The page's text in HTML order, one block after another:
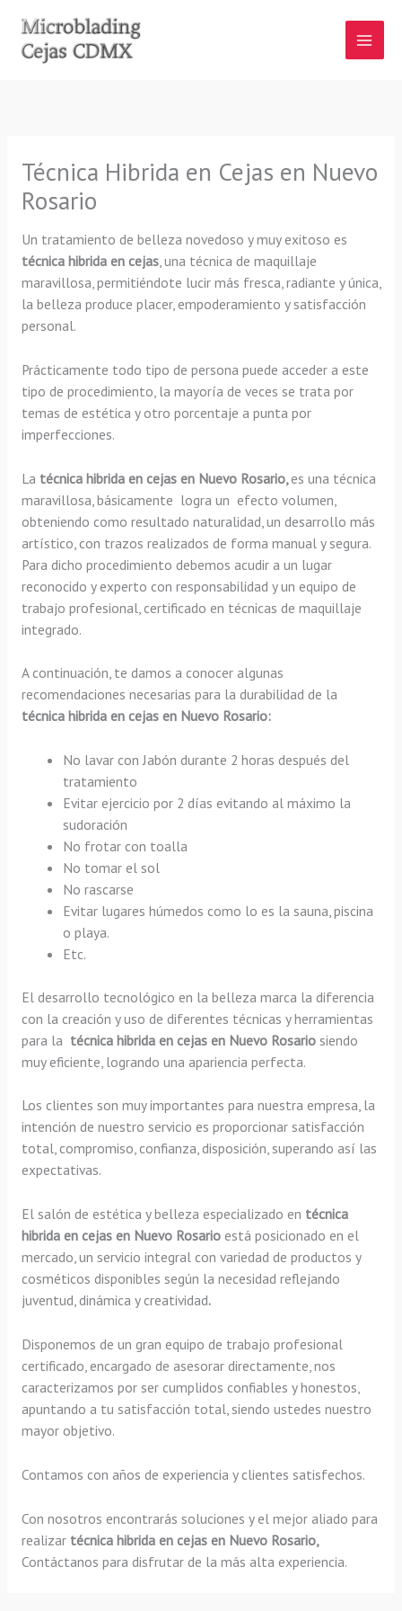
contenido
Técnica Hibrida en Cejas en Nuevo
Rosario
Un tratamiento de belleza novedoso y muy exitoso es
técnica hibrida en cejas, una técnica de maquillaje
maravillosa, permitiéndote lucir más fresca, radiante y única,
la belleza produce placer, empoderamiento y satisfacción
personal.
Prácticamente todo tipo de persona puede acceder a este
tipo de procedimiento, la mayoría de veces se trata por
temas de estética y otro porcentaje a punta por
imperfecciones.
La técnica hibrida en cejas en Nuevo Rosario, es una técnica
maravillosa, básicamente logra un efecto volumen,
obteniendo como resultado naturalidad, un desarrollo más
artístico, con trazos realizados de forma manual y segura.
Para dicho procedimiento debemos acudir a un lugar
reconocido y experto con responsabilidad y un equipo de
trabajo profesional, certificado en técnicas de maquillaje
integrado.
A continuación, te damos a conocer algunas
recomendaciones necesarias para la durabilidad de la
técnica hibrida en cejas en Nuevo Rosario:
No lavar con Jabón durante 2 horas después del
tratamiento
Evitar ejercicio por 2 días evitando al máximo la
sudoración
No frotar con toalla
No tomar el sol
No rascarse
Evitar lugares húmedos como lo es la sauna, piscina
o playa.
Etc.
El desarrollo tecnológico en la belleza marca la diferencia
con la creación y uso de diferentes técnicas y herramientas
para la técnica hibrida en cejas en Nuevo Rosariosiendo
muy eficiente, logrando una apariencia perfecta.
Los clientes son muy importantes para nuestra empresa, la
intención de nuestro servicio es proporcionar satisfacción
total, compromiso, confianza, disposición, superando así las
expectativas.
El salón de estética y belleza especializado en técnica
hibrida en cejas en Nuevo Rosarioestá posicionado en el
mercado, un servicio integral con variedad de productos y
cosméticos disponibles según la necesidad reflejando
juventud, dinámica y creatividad.
Disponemos de un gran equipo de trabajo profesional
certificado, encargado de asesorar directamente, nos
caracterizamos por ser cumplidos confiables y honestos,
apuntando a tu satisfacción total, siendo ustedes nuestro
mayor objetivo.
Contamos con años de experiencia y clientes satisfechos.
Con nosotros encontrarás soluciones y el mejor aliado para
realizar técnica hibrida en cejas en Nuevo Rosario,
Contáctanos para disfrutar de la más alta experiencia.